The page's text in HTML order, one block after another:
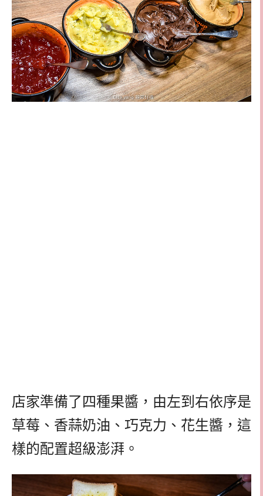
店家準備了四種果醬，由左到右依序是
草莓、香蒜奶油、巧克力、花生醬，這
樣的配置超級澎湃。